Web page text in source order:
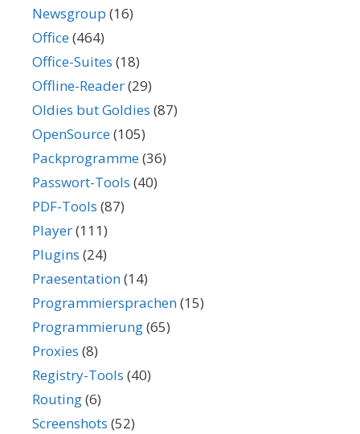
Newsgroup (16)
Office(464)
Office-Suites (18)
Offline-Reader(29)
Oldies but Goldies (87)
OpenSource(105)
Packprogramme(36)
Passwort-Tools (40)
PDF-Tools (87)
Player(111)
Plugins (24)
Praesentation(14)
Programmiersprachen(15)
Programmierung(65)
Proxies (8)
Registry-Tools (40)
Routing(6)
Screenshots (52)